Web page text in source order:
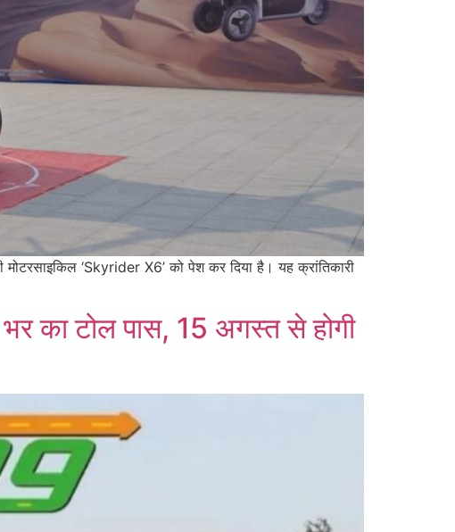
‘Skyrider X6’ को पेश कर दिया है। यह क्रांतिकारी
का टोल पास, 15 अगस्त से होगी